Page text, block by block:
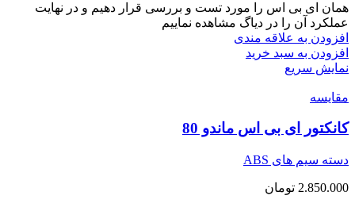
همان ای بی اس را مورد تست و بررسی قرار دهیم و در نهایت
عملکرد آن را در دیاگ مشاهده نماییم
افزودن به علاقه مندی
افزودن به سبد خرید
نمایش سریع
مقايسه
کانکتور ای بی اس ماندو 80
دسته سیم های ABS
2.850.000 تومان